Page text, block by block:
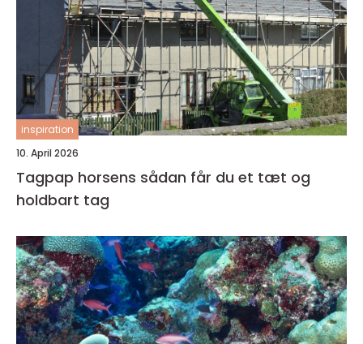
inspiration
10. April 2026
Tagpap horsens sådan får du et tæt og
holdbart tag